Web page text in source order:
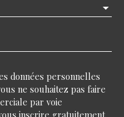
données personnelles
ne souhaitez pas faire
par voie